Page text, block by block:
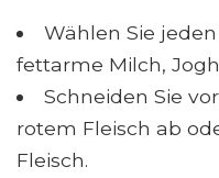
Wählen Sie
fettarme Milch,
Schneiden Sie
rotem Fleisch ab
Fleisch.